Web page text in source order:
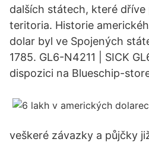
dalších státech, které
teritoria. Historie
dolar byl ve Spojených
1785. GL6-N4211 | SICK
dispozici na Blueschip-
veškeré závazky a půjčky